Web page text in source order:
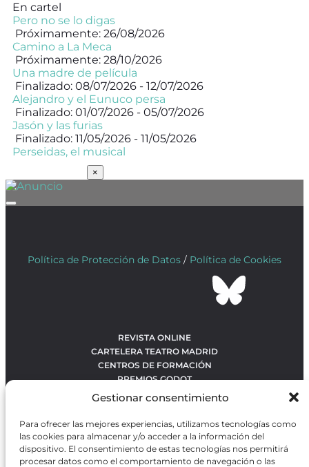
Gestionar consentimiento
Para ofrecer las mejores experiencias, utilizamos tecnologías como
las cookies para almacenar y/o acceder a la información del
dispositivo. El consentimiento de estas tecnologías nos permitirá
procesar datos como el comportamiento de navegación o las
En cartel
Pero no se lo digas
Próximamente: 26/08/2026
Camino a La Meca
Próximamente: 28/10/2026
Una madre de película
Finalizado: 08/07/2026 - 12/07/2026
Alejandro y el Eunuco persa
Finalizado: 01/07/2026 - 05/07/2026
Jasón y las furias
Finalizado: 11/05/2026 - 11/05/2026
Perseidas, el musical
×
Política de Protección de Datos / Política de Cookies
REVISTA ONLINE
CARTELERA TEATRO MADRID
CENTROS DE FORMACIÓN
PREMIOS GODOT
CONTACTO
OBRAS MÁS VOTADAS
RANKING MEJORES OBRAS
BÚSQUEDA AVANZADA DE OBRAS